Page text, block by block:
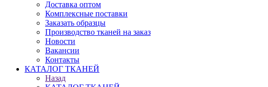
Доставка оптом
Комплексные поставки
Заказать образцы
Производство тканей на заказ
Новости
Вакансии
Контакты
КАТАЛОГ ТКАНЕЙ
Назад